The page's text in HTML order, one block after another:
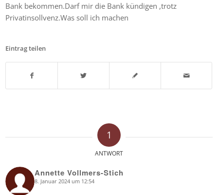
Bank bekommen.Darf mir die Bank kündigen ,trotz
Privatinsollvenz.Was soll ich machen
Eintrag teilen
1
ANTWORT
Annette Vollmers-Stich
says: 8. Januar 2024 um 12:54